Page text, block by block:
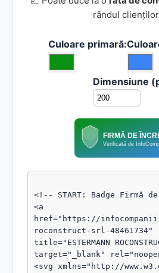
rândul
Culoare primară:
Dimensiune
FIRMĂ DE
Verificată de
<!-- START: Badge Firmă
<a
href="https://
roconstruct-srl-48461734"
title="ESTERMANN
target="_blank"
<svg xmlns="http://